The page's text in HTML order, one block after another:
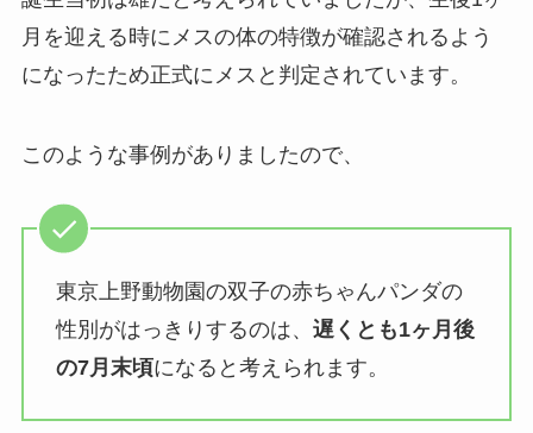
月を迎える時にメスの体の特徴が確認されるよう
になったため正式にメスと判定されています。
このような事例がありましたので、
東京上野動物園の双子の赤ちゃんパンダの
性別がはっきりするのは、 遅くとも1ヶ月後
の7月末頃になると考えられます。